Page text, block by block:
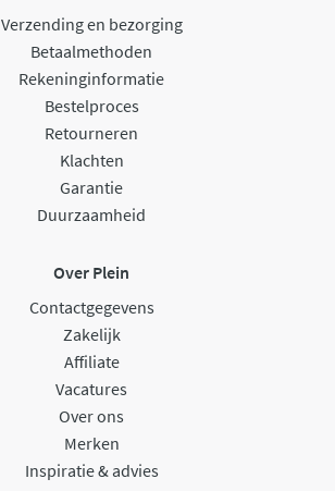
Verzending en bezorging
Betaalmethoden
Rekeninginformatie
Bestelproces
Retourneren
Klachten
Garantie
Duurzaamheid
Over Plein
Contactgegevens
Zakelijk
Affiliate
Vacatures
Over ons
Merken
Inspiratie & advies